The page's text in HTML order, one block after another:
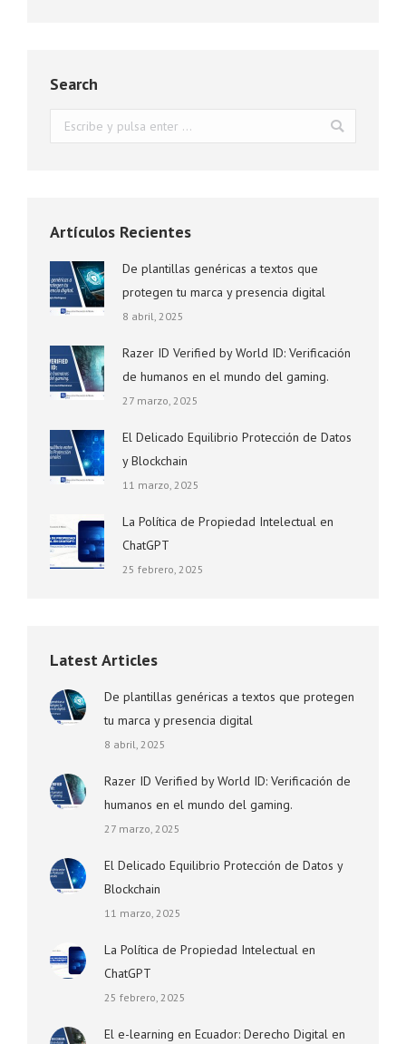
Search
Buscar:
Artículos Recientes
De plantillas genéricas a textos que
protegen tu marca y presencia digital
8 abril, 2025
Razer ID Verified by World ID: Verificación
de humanos en el mundo del gaming.
27 marzo, 2025
El Delicado Equilibrio Protección de Datos
y Blockchain
11 marzo, 2025
La Política de Propiedad Intelectual en
ChatGPT
25 febrero, 2025
Latest Articles
De plantillas genéricas a textos que protegen
tu marca y presencia digital
8 abril, 2025
Razer ID Verified by World ID: Verificación de
humanos en el mundo del gaming.
27 marzo, 2025
El Delicado Equilibrio Protección de Datos y
Blockchain
11 marzo, 2025
La Política de Propiedad Intelectual en
ChatGPT
25 febrero, 2025
El e-learning en Ecuador: Derecho Digital en